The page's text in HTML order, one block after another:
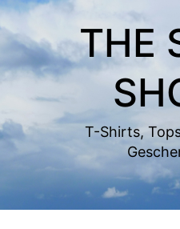
Zum
Inhalt
springen
THE
T-Shirts,